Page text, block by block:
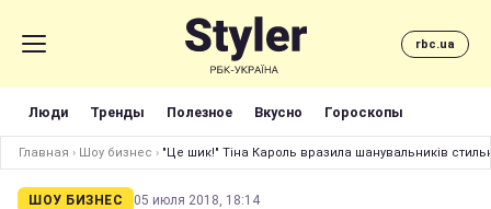
rbc.ua
Люди Тренды Полезное Вкусно Гороскопы
Главная › Шоу бизнес › "Це шик!" Тіна Кароль вразила шанувальників
ШОУ БИЗНЕС 05 июля 2018, 18:14